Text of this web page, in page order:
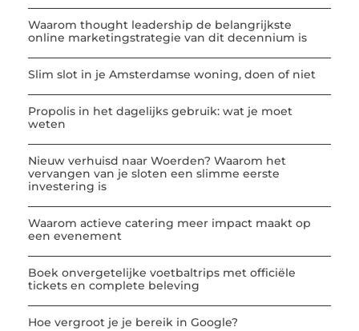
Waarom thought leadership de belangrijkste
online marketingstrategie van dit decennium is
Slim slot in je Amsterdamse woning, doen of niet
Propolis in het dagelijks gebruik: wat je moet
weten
Nieuw verhuisd naar Woerden? Waarom het
vervangen van je sloten een slimme eerste
investering is
Waarom actieve catering meer impact maakt op
een evenement
Boek onvergetelijke voetbaltrips met officiële
tickets en complete beleving
Hoe vergroot je je bereik in Google?